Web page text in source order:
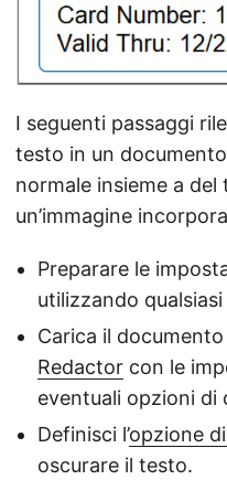
I seguenti passaggi
testo in un
normale insieme a del
un’immagine
Preparare le
utilizzando
Carica il
Redactor con le
eventuali opzioni di
Definisci l’opzione
oscurare il testo.